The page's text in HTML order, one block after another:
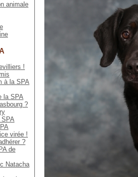
animale
!
à la SPA
la SPA
?
virée !
?
de
Natacha